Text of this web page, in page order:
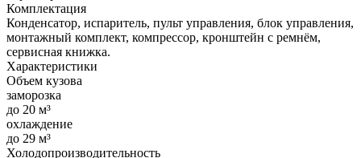
Комплектация
Конденсатор, испаритель, пульт управления, блок управления,
монтажный комплект, компрессор, кронштейн с ремнём,
сервисная книжка.
Характеристики
Объем кузова
заморозка
до 20 м³
охлаждение
до 29 м³
Холодопроизводительность